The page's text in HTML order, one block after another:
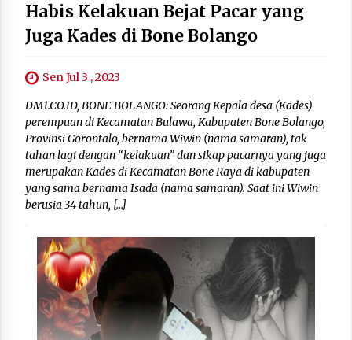
Habis Kelakuan Bejat Pacar yang
Juga Kades di Bone Bolango
Sen Jul 3 , 2023
DM1.CO.ID, BONE BOLANGO: Seorang Kepala desa (Kades)
perempuan di Kecamatan Bulawa, Kabupaten Bone Bolango,
Provinsi Gorontalo, bernama Wiwin (nama samaran), tak
tahan lagi dengan “kelakuan” dan sikap pacarnya yang juga
merupakan Kades di Kecamatan Bone Raya di kabupaten
yang sama bernama Isada (nama samaran). Saat ini Wiwin
berusia 34 tahun, […]